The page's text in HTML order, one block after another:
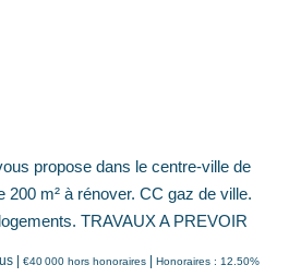
propose dans le centre-ville de
200 m² à rénover. CC gaz de ville.
TRAVAUX A PREVOIR
| €40 000 hors honoraires | Honoraires : 12.50%